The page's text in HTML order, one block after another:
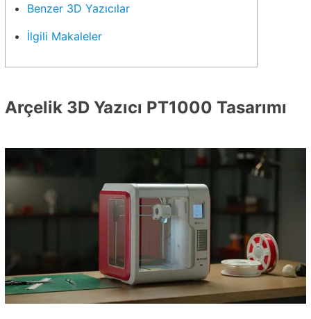
Benzer 3D Yazıcılar
İlgili Makaleler
Arçelik 3D Yazıcı PT1000 Tasarımı